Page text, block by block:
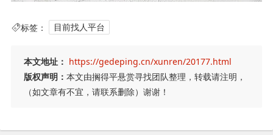
标签： 目前找人平台
本文地址： https://gedeping.cn/xunren/20177.html
版权声明： 本文由搁得平悬赏寻找团队整理，转载请注明，
（如文章有不宜，请联系删除）谢谢！